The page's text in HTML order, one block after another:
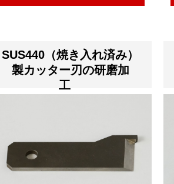
SUS440（焼き入れ済み）
製カッター刃の研磨加
工